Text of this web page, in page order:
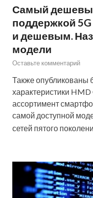
Самый
поддержкой
и дешевым.
модели
Оставьте комментарий
Также
характеристики
ассортимент
самой доступной
сетей пятого